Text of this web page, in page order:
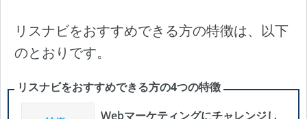
リスナビをおすすめできる方の特徴は、以下
のとおりです。
リスナビをおすすめできる方の4つの特徴
Webマーケティングにチャレンジし